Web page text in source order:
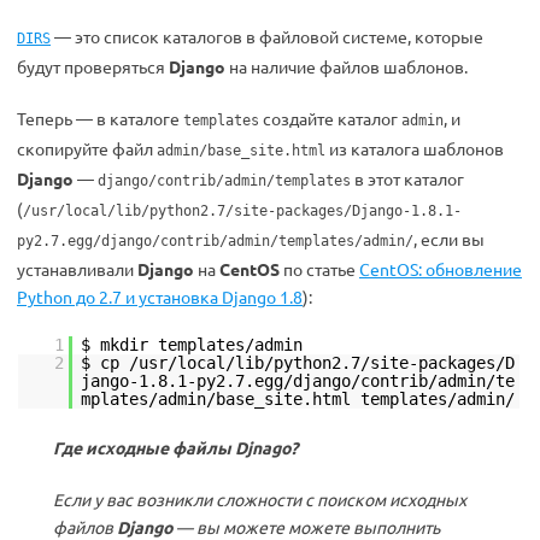
DIRS — это список каталогов в файловой системе, которые
будут проверяться Django на наличие файлов шаблонов.
Теперь — в каталоге templates создайте каталог admin, и
скопируйте файл admin/base_site.html из каталога шаблонов
Django — django/contrib/admin/templates в этот каталог
(/usr/local/lib/python2.7/site-packages/Django-1.8.1-
py2.7.egg/django/contrib/admin/templates/admin/, если вы
устанавливали Django наCentOS по статье CentOS: обновление
Python до 2.7 и установка Django 1.8):
1
$ mkdir templates/admin
2
$ cp /usr/local/lib/python2.7/site-packages/D
jango-1.8.1-py2.7.egg/django/contrib/admin/te
mplates/admin/base_site.html templates/admin/
Где исходные файлы Djnago?
Если у вас возникли сложности с поиском исходных
файлов Django— вы можете можете выполнить